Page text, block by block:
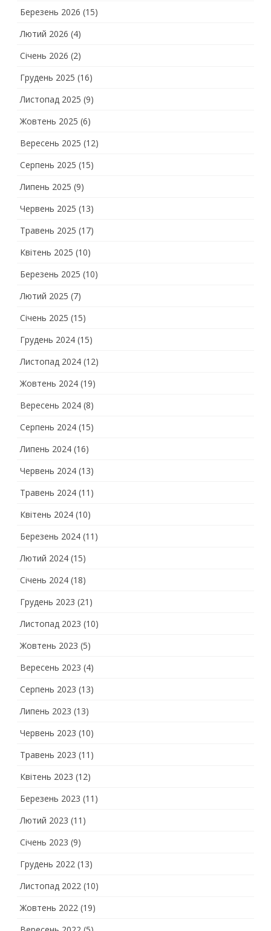
Березень 2026 (15)
Лютий 2026 (4)
Січень 2026 (2)
Грудень 2025 (16)
Листопад 2025 (9)
Жовтень 2025 (6)
Вересень 2025 (12)
Серпень 2025 (15)
Липень 2025 (9)
Червень 2025 (13)
Травень 2025 (17)
Квітень 2025 (10)
Березень 2025 (10)
Лютий 2025 (7)
Січень 2025 (15)
Грудень 2024 (15)
Листопад 2024 (12)
Жовтень 2024 (19)
Вересень 2024 (8)
Серпень 2024 (15)
Липень 2024 (16)
Червень 2024 (13)
Травень 2024 (11)
Квітень 2024 (10)
Березень 2024 (11)
Лютий 2024 (15)
Січень 2024 (18)
Грудень 2023 (21)
Листопад 2023 (10)
Жовтень 2023 (5)
Вересень 2023 (4)
Серпень 2023 (13)
Липень 2023 (13)
Червень 2023 (10)
Травень 2023 (11)
Квітень 2023 (12)
Березень 2023 (11)
Лютий 2023 (11)
Січень 2023 (9)
Грудень 2022 (13)
Листопад 2022 (10)
Жовтень 2022 (19)